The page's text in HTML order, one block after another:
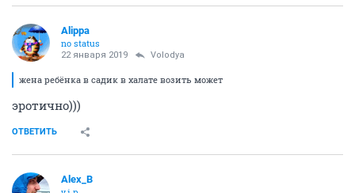
Alippa
no status
22 января 2019 Volodya
жена ребёнка в садик в халате возить может
эротично)))
ОТВЕТИТЬ
Alex_B